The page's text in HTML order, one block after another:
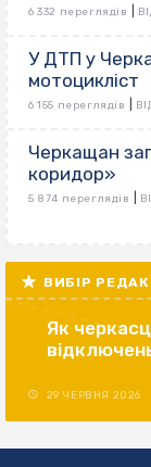
6 332 переглядів
У ДТП у
мотоцикліст
6 155 переглядів
Черкащан
коридор»
5 874 переглядів
ВИБІР
Як
29 ЧЕРВНЯ 2026